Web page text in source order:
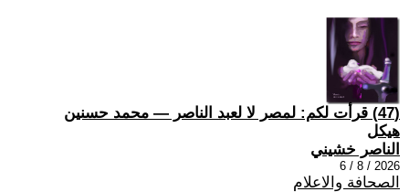
(47) قرأت لكم: لمصر لا لعبد الناصر — محمد حسنين
هيكل
الناصر خشيني
2026 / 8 / 6
الصحافة والاعلام